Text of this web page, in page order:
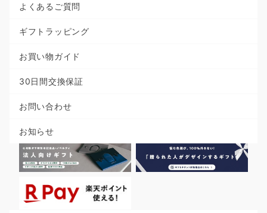
よくあるご質問
ギフトラッピング
お買い物ガイド
30日間交換保証
お問い合わせ
お知らせ